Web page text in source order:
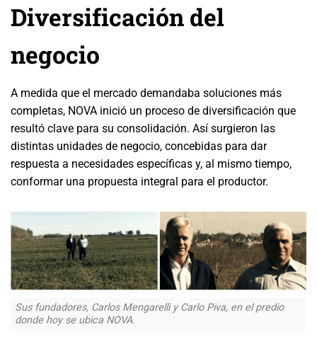
Diversificación del
negocio
A medida que el mercado demandaba soluciones más
completas, NOVA inició un proceso de diversificación que
resultó clave para su consolidación. Así surgieron las
distintas unidades de negocio, concebidas para dar
respuesta a necesidades específicas y, al mismo tiempo,
conformar una propuesta integral para el productor.
Sus fundadores, Carlos Mengarelli y Carlo Piva, en el predio
donde hoy se ubica NOVA.